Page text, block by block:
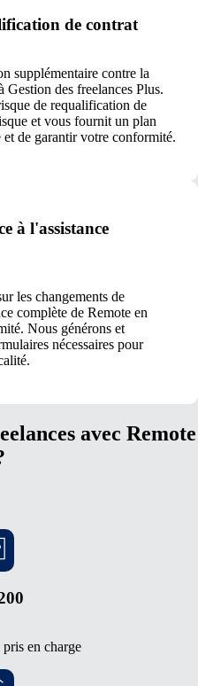
de contrat
supplémentaire contre la
des freelances Plus.
de requalification de
et vous fournit un plan
de garantir votre conformité.
à l'assistance
les changements de
complète de Remote en
Nous générons et
nécessaires pour
avec Remote
en charge